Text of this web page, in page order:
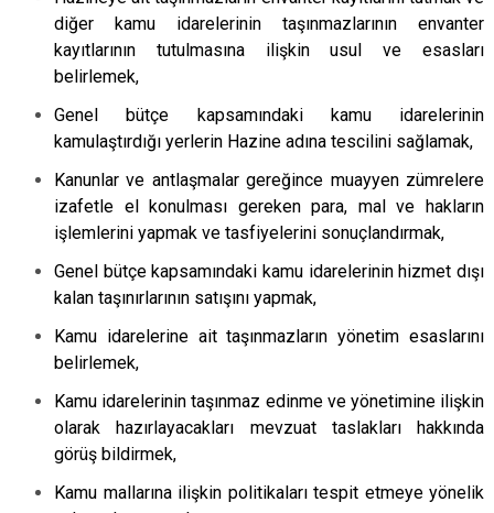
diğer kamu idarelerinin taşınmazlarının envanter
kayıtlarının tutulmasına ilişkin usul ve esasları
belirlemek,
Genel bütçe kapsamındaki kamu idarelerinin
kamulaştırdığı yerlerin Hazine adına tescilini sağlamak,
Kanunlar ve antlaşmalar gereğince muayyen zümrelere
izafetle el konulması gereken para, mal ve hakların
işlemlerini yapmak ve tasfiyelerini sonuçlandırmak,
Genel bütçe kapsamındaki kamu idarelerinin hizmet dışı
kalan taşınırlarının satışını yapmak,
Kamu idarelerine ait taşınmazların yönetim esaslarını
belirlemek,
Kamu idarelerinin taşınmaz edinme ve yönetimine ilişkin
olarak hazırlayacakları mevzuat taslakları hakkında
görüş bildirmek,
Kamu mallarına ilişkin politikaları tespit etmeye yönelik